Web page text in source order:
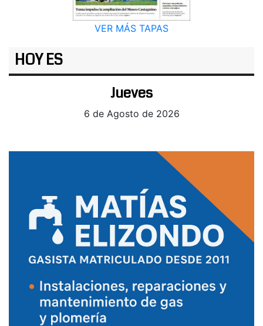
VER MÁS TAPAS
HOY ES
Jueves
6 de Agosto de 2026